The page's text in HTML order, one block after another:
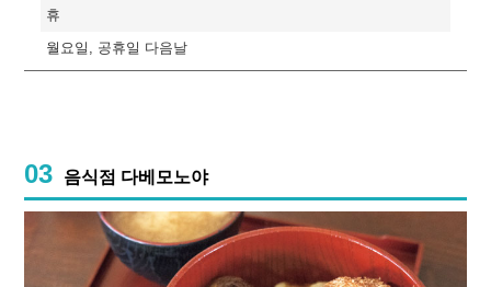
휴
월요일, 공휴일 다음날
03 음식점 다베모노야